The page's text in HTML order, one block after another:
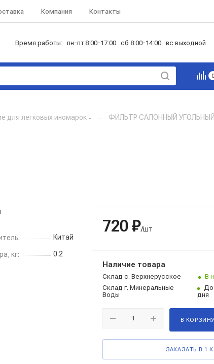
Компания Контакты
Время работы: пн-пт 8:00-17:00 сб 8:00-14:00 вс выходной
0
для легковых иномарок — ФИЛЬТР САЛОННЫЙ УГОЛЬНЫЙ
Китай
кг: 0.2
720 ₽/шт
Наличие товара
Склад с. Верхнерусское
В
Склад г. Минеральные
Воды
дня
В КОРЗИНУ
ЗАКАЗАТЬ В 1